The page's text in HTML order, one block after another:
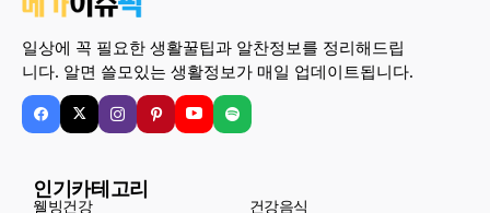
일상에 꼭 필요한 생활꿀팁과 알찬정보를 정리해드립
니다. 알면 쓸모있는 생활정보가 매일 업데이트됩니다.
인기카테고리
웰빙건강 건강음식